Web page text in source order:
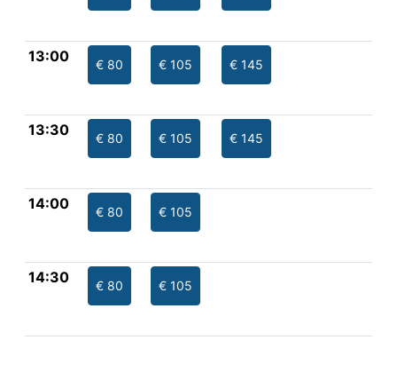
13:00 € 80 € 105 € 145
13:30 € 80 € 105 € 145
14:00 € 80 € 105
14:30 € 80 € 105